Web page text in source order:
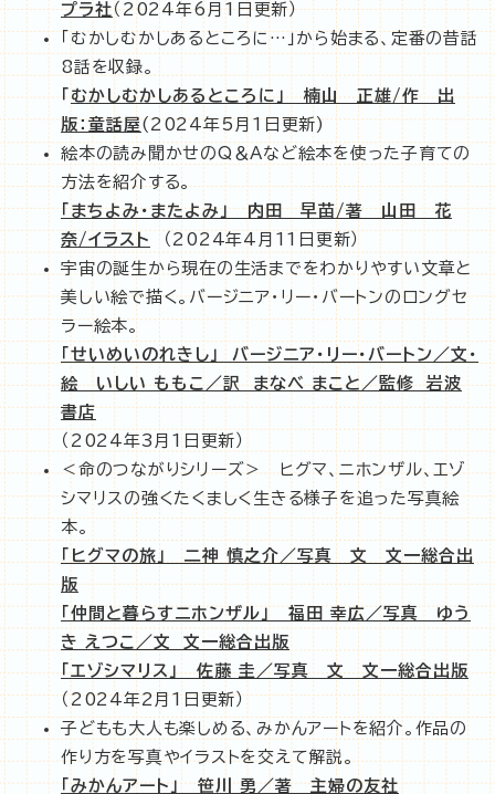
プラ社（2024年6月1日更新）
「むかしむかしあるところに…」から始まる、定番の昔話
8話を収録。
「むかしむかしあるところに」 楠山 正雄/作 出
版：童話屋(2024年5月1日更新)
絵本の読み聞かせのQ＆Aなど絵本を使った子育ての
方法を紹介する。
「まちよみ・またよみ」 内田 早苗/著 山田 花
奈/イラスト
（2024年4月11日更新）
宇宙の誕生から現在の生活までをわかりやすい文章と
美しい絵で描く。バージニア・リー・バートンのロングセ
ラー絵本。
「せいめいのれきし」 バージニア・リー・バートン／文・
絵 いしい ももこ／訳 まなべ まこと／監修 岩波
書店
（2024年3月1日更新）
＜命のつながりシリーズ＞ ヒグマ、ニホンザル、エゾ
シマリスの強くたくましく生きる様子を追った写真絵
本。
「ヒグマの旅」 二神 慎之介／写真 文 文一総合出
版
「仲間と暮らすニホンザル」 福田 幸広／写真 ゆう
き えつこ／文 文一総合出版
「エゾシマリス」 佐藤 圭／写真 文 文一総合出版
（2024年2月1日更新）
子どもも大人も楽しめる、みかんアートを紹介。作品の
作り方を写真やイラストを交えて解説。
「みかんアート」 笹川 勇／著 主婦の友社